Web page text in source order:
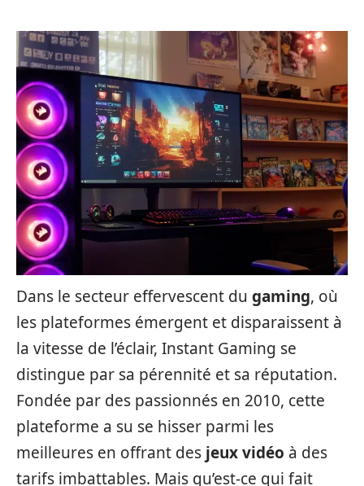
Dans le secteur effervescent du gaming, où
les plateformes émergent et disparaissent à
la vitesse de l’éclair, Instant Gaming se
distingue par sa pérennité et sa réputation.
Fondée par des passionnés en 2010, cette
plateforme a su se hisser parmi les
meilleures en offrant des jeux vidéo à des
tarifs imbattables. Mais qu’est-ce qui fait